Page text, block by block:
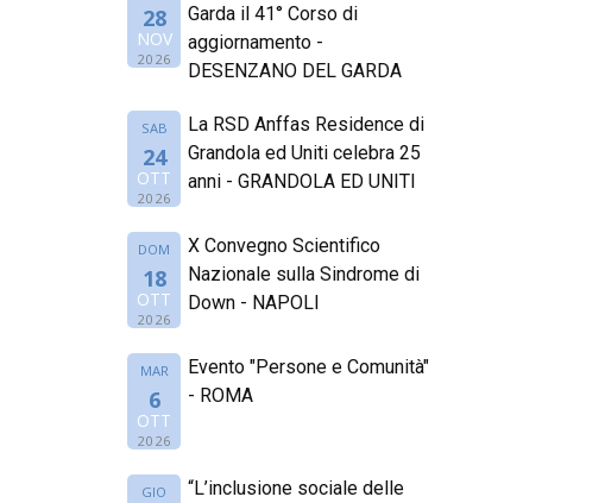
28
NOV
2026
Garda il 41° Corso di
aggiornamento -
DESENZANO DEL GARDA
SAB
24
OTT
2026
La RSD Anffas Residence di
Grandola ed Uniti celebra 25
anni - GRANDOLA ED UNITI
DOM
18
OTT
2026
X Convegno Scientifico
Nazionale sulla Sindrome di
Down - NAPOLI
MAR
6
OTT
2026
Evento "Persone e Comunità"
- ROMA
GIO
“L’inclusione sociale delle